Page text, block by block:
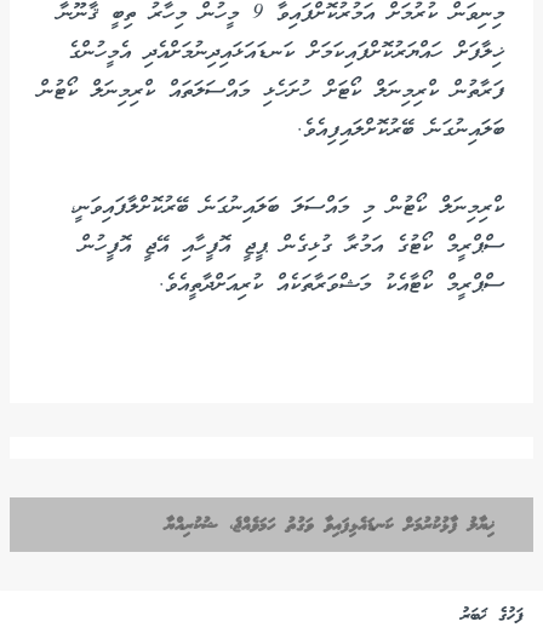
މިނިވަން ކުރުމަށް އަމުރުކޮށްފައިވާ 9 މީހުން މިހާރު ތިބީ ޤާނޫނާ
ޚިލާފަށް ހައްޔަރުކޮށްފައިކަމަށް ކަނޑައަޅައިދިނުމަށްއެދި އެމީހުންގެ
ފަރާތުން ކްރިމިނަލް ކޯޓަށް ހުށަހެޅި މައްސަލަތައް ކްރިމިނަލް ކޯޓުން
ބަލައިނުގަނެ ބޭރުކޮށްލައިފިއެވެ.
ކްރިމިނަލް ކޯޓުން މި މައްސަލަ ބަލައިނުގަނެ ބޭރުކޮށްލާފައިވަނީ،
ސްޕްރީމް ކޯޓުގެ އަމުރާ ގުޅިގެން ޕީޖީ އޮފީހާއި އޭޖީ އޮފީހުން
ސްޕްރީމް ކޯޓާއެކު މަޝްވަރާތަކެއް ކުރިއަށްދާތީއެވެ.
ޚިޔާލު ފާޅުކުރުމަށް ކަނޑައެޅިފައިވާ ވަގުތު ހަމަވެއްޖެ، ޝުކުރިއްޔާ
ފަހުގެ ޚަބަރު